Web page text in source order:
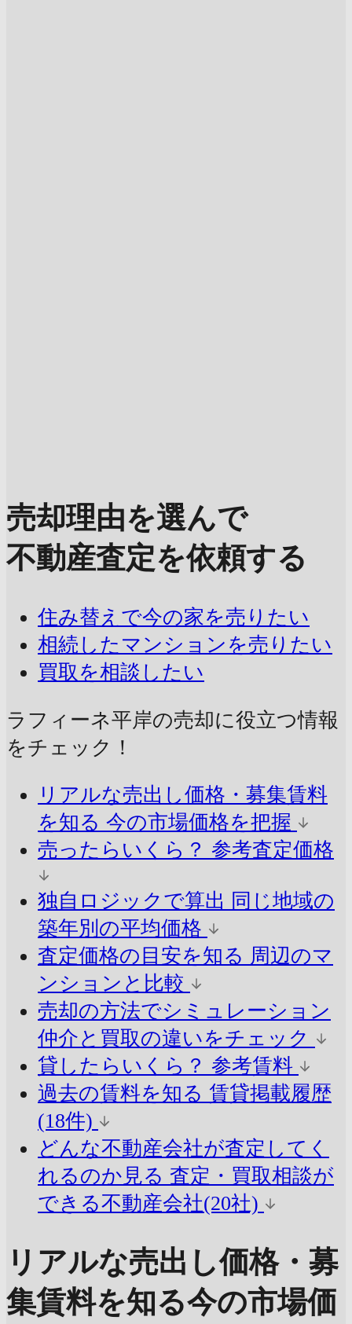
売却理由を選んで
不動産査定を依頼する
住み替えで今の家を売りたい
相続したマンションを売りたい
買取を相談したい
ラフィーネ平岸の売却に役立つ情報
をチェック！
リアルな売出し価格・募集賃料
を知る 今の市場価格を把握
売ったらいくら？ 参考査定価格
独自ロジックで算出 同じ地域の
築年別の平均価格
査定価格の目安を知る 周辺のマ
ンションと比較
売却の方法でシミュレーション
仲介と買取の違いをチェック
貸したらいくら？ 参考賃料
過去の賃料を知る 賃貸掲載履歴
(18件)
どんな不動産会社が査定してく
れるのか見る 査定・買取相談が
できる不動産会社(20社)
リアルな売出し価格・募
集賃料を知る今の市場価